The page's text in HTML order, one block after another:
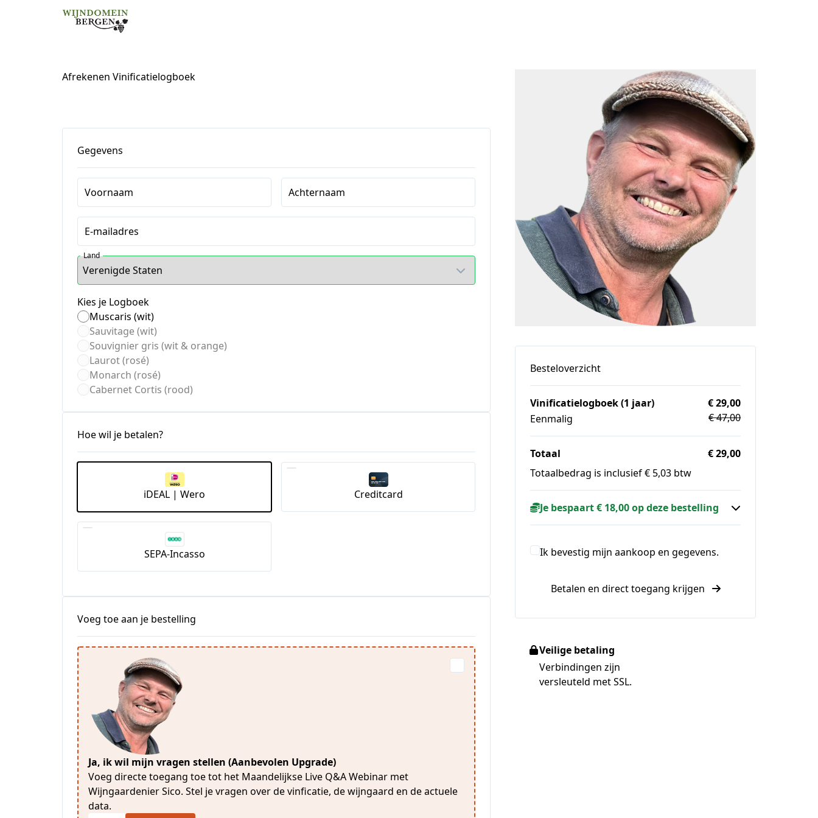
Afrekenen Vinificatielogboek
Gegevens
Voornaam Achternaam
E-mailadres
Land
Kies je Logboek
Muscaris (wit)
Sauvitage (wit)
Souvignier gris (wit & orange)
Laurot (rosé)
Monarch (rosé)
Cabernet Cortis (rood)
Hoe wil je betalen?
iDEAL | Wero Creditcard
SEPA-Incasso
Voeg toe aan je bestelling
Ja, ik wil mijn vragen stellen (Aanbevolen Upgrade)
Voeg directe toegang toe tot het Maandelijkse Live Q&A Webinar met
Wijngaardenier Sico. Stel je vragen over de vinficatie, de wijngaard en de actuele
data.
Besteloverzicht
Vinificatielogboek (1 jaar)
Eenmalig
€ 29,00
€ 47,00
Totaal
€ 29,00
Totaalbedrag is inclusief € 5,03 btw
Je bespaart € 18,00 op deze bestelling
Ik bevestig mijn aankoop en gegevens.
Betalen en direct toegang krijgen
Veilige betaling
Verbindingen zijn
versleuteld met SSL.